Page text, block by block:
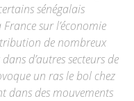
sénégalais
sur l’économie
de nombreux
d’autres secteurs de
un ras le bol chez
dans des mouvements